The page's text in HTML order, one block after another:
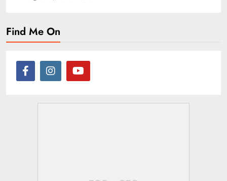
Find Me On